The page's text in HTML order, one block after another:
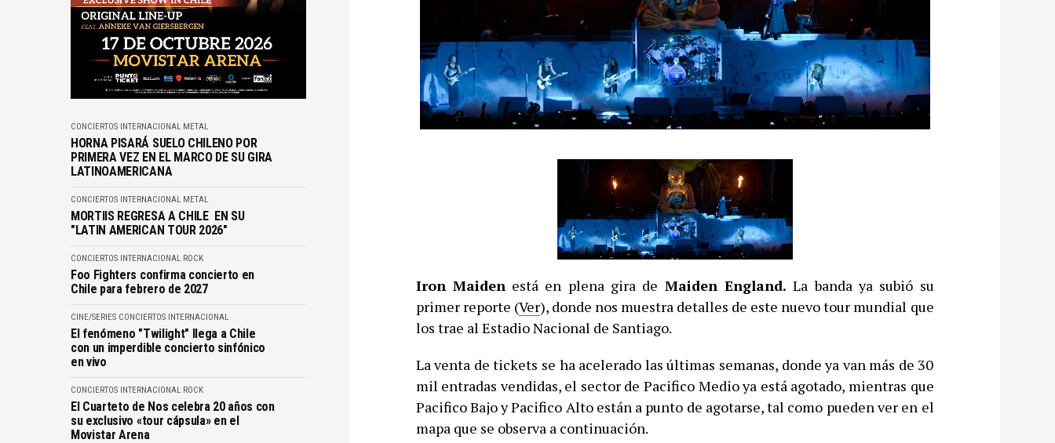
CONCIERTOS INTERNACIONAL METAL
HORNA PISARÁ SUELO CHILENO POR
PRIMERA VEZ EN EL MARCO DE SU GIRA
LATINOAMERICANA
CONCIERTOS INTERNACIONAL METAL
MORTIIS REGRESA A CHILE EN SU
"LATIN AMERICAN TOUR 2026"
CONCIERTOS INTERNACIONAL ROCK
Foo Fighters confirma concierto en
Chile para febrero de 2027
CINE/SERIES CONCIERTOS INTERNACIONAL
El fenómeno "Twilight" llega a Chile
con un imperdible concierto sinfónico
en vivo
CONCIERTOS INTERNACIONAL ROCK
El Cuarteto de Nos celebra 20 años con
su exclusivo «tour cápsula» en el
Movistar Arena
Iron Maidenestá en plena gira de Maiden England. La banda ya subió su
primer reporte (Ver), donde nos muestra detalles de este nuevo tour mundial que
los trae al Estadio Nacional de Santiago.
La venta de tickets se ha acelerado las últimas semanas, donde ya van más de 30
mil entradas vendidas, el sector de Pacifico Medio ya está agotado, mientras que
Pacifico Bajo y Pacifico Alto están a punto de agotarse, tal como pueden ver en el
mapa que se observa a continuación.